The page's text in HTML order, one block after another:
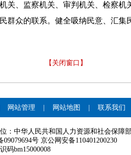
关、监察机关、审判机关、检察机
群众的联系。健全吸纳民意、汇集
【关闭窗口】